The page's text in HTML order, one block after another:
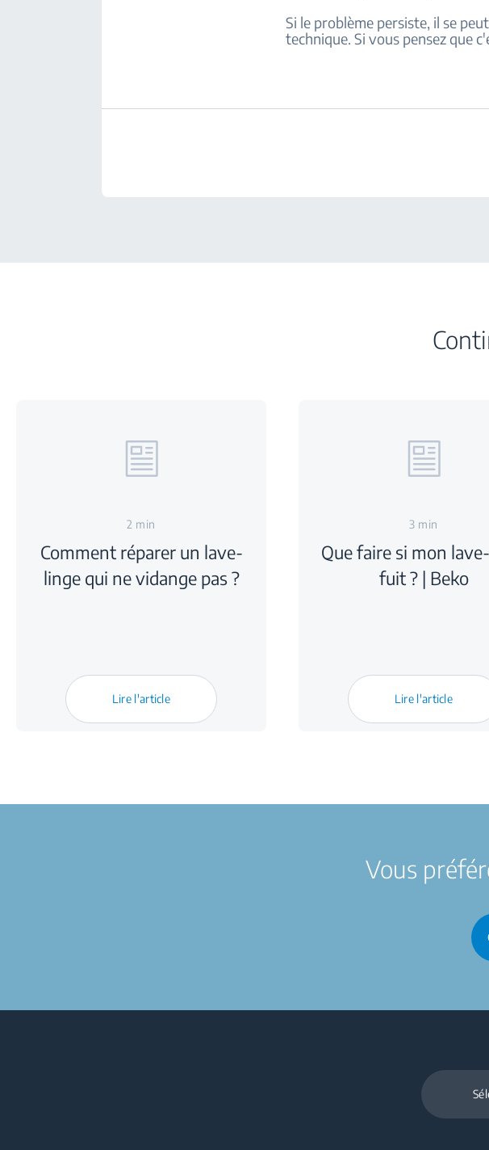
Si le problème persiste, il se
technique. Si vous pensez que
2 min
Comment réparer un lave-
linge qui ne vidange pas ?
Lire l'article
3 min
Que faire si mon
fuit ? | Beko
Lire l'article
Vous